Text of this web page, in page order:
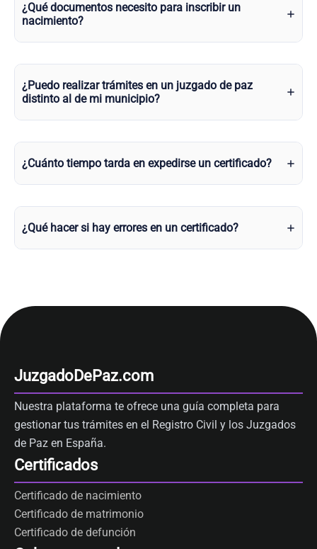
¿Qué documentos necesito para inscribir un
nacimiento?
¿Puedo realizar trámites en un juzgado de paz
distinto al de mi municipio?
¿Cuánto tiempo tarda en expedirse un certificado?
¿Qué hacer si hay errores en un certificado?
JuzgadoDePaz.com
Nuestra plataforma te ofrece una guía completa para
gestionar tus trámites en el Registro Civil y los Juzgados
de Paz en España.
Certificados
Certificado de nacimiento
Certificado de matrimonio
Certificado de defunción